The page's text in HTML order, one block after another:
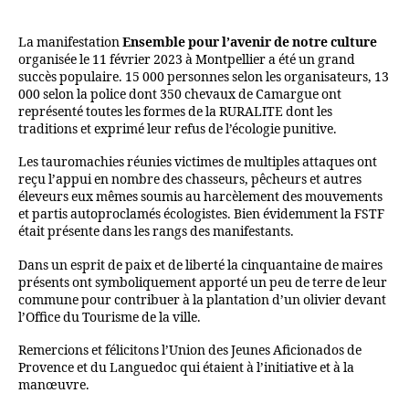
La manifestationEnsemble pour l’avenir de notre culture
organisée le 11 février 2023 à Montpellier a été un grand
succès populaire. 15 000 personnes selon les organisateurs, 13
000 selon la police dont 350 chevaux de Camargue ont
représenté toutes les formes de la RURALITE dont les
traditions et exprimé leur refus de l’écologie punitive.
Les tauromachies réunies victimes de multiples attaques ont
reçu l’appui en nombre des chasseurs, pêcheurs et autres
éleveurs eux mêmes soumis au harcèlement des mouvements
et partis autoproclamés écologistes. Bien évidemment la FSTF
était présente dans les rangs des manifestants.
Dans un esprit de paix et de liberté la cinquantaine de maires
présents ont symboliquement apporté un peu de terre de leur
commune pour contribuer à la plantation d’un olivier devant
l’Office du Tourisme de la ville.
Remercions et félicitons l’Union des Jeunes Aficionados de
Provence et du Languedoc qui étaient à l’initiative et à la
manœuvre.